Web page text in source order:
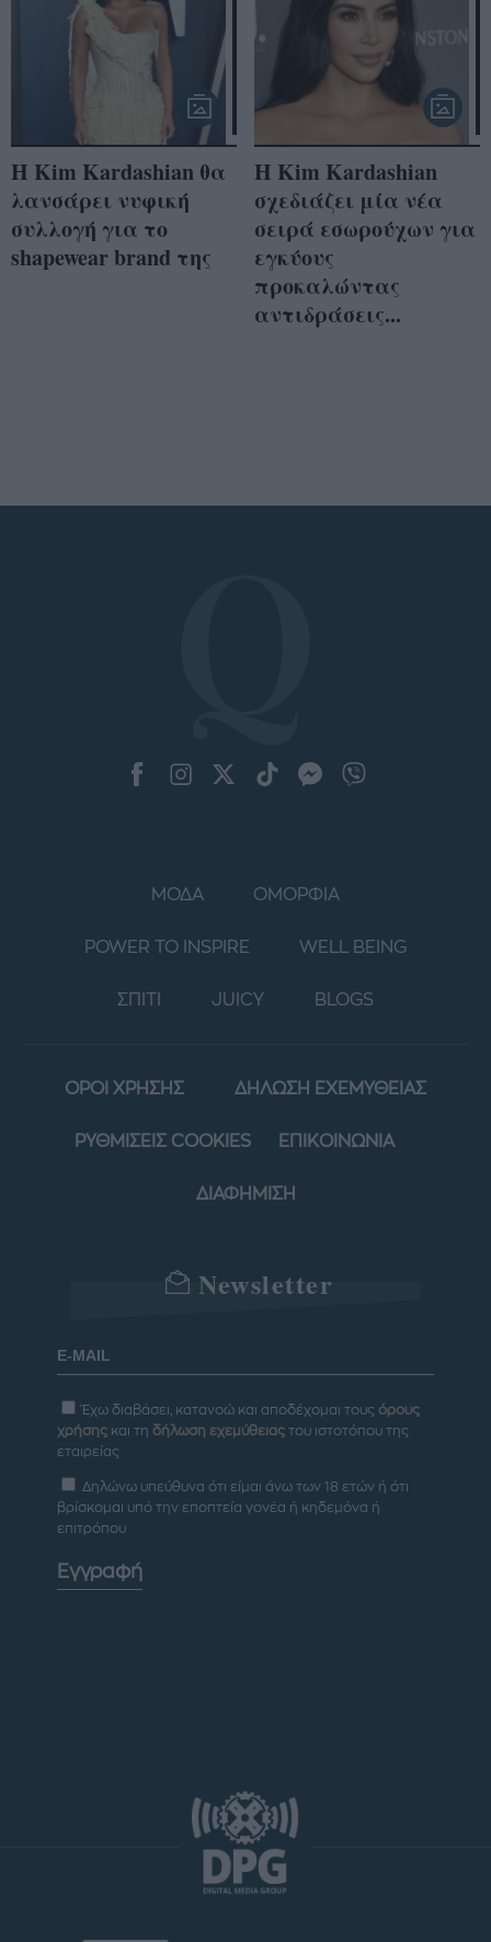
Η Kim Kardashian θα
λανσάρει νυφική
συλλογή για το
shapewear brand της
Η Kim Kardashian
σχεδιάζει μία νέα
σειρά εσωρούχων για
εγκύους
προκαλώντας
αντιδράσεις...
ΜΟΔΑ ΟΜΟΡΦΙΑ
POWER TO INSPIRE WELL BEING
ΣΠΙΤΙ JUICY BLOGS
ΟΡΟΙ ΧΡΗΣΗΣ ΔΗΛΩΣΗ ΕΧΕΜΥΘΕΙΑΣ
ΡΥΘΜΙΣΕΙΣ COOKIES ΕΠΙΚΟΙΝΩΝΙΑ
ΔΙΑΦΗΜΙΣΗ
Newsletter
Έχω διαβάσει, κατανοώ και αποδέχομαι τους όρους
χρήσης και τη δήλωση εχεμύθειας του ιστοτόπου της
εταιρείας
Δηλώνω υπεύθυνα ότι είμαι άνω των 18 ετών ή ότι
βρίσκομαι υπό την εποπτεία γονέα ή κηδεμόνα ή
επιτρόπου
Εγγραφή